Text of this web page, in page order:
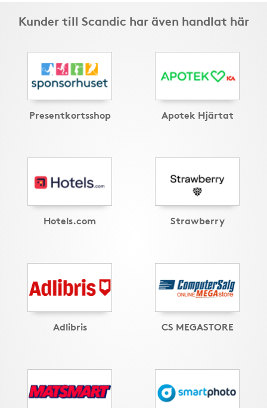
Kunder till Scandic har även handlat här
Presentkortsshop Apotek Hjärtat
Hotels.com Strawberry
Adlibris CS MEGASTORE